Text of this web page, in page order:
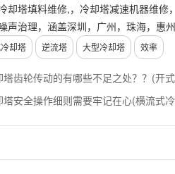
却塔填料维修,，冷却塔减速机器维
声治理，涵盖深圳，广州，珠海，惠
却塔 逆流塔 大型冷却塔 效率
塔齿轮传动的有哪些不足之处？？(开
塔安全操作细则需要牢记在心(横流式